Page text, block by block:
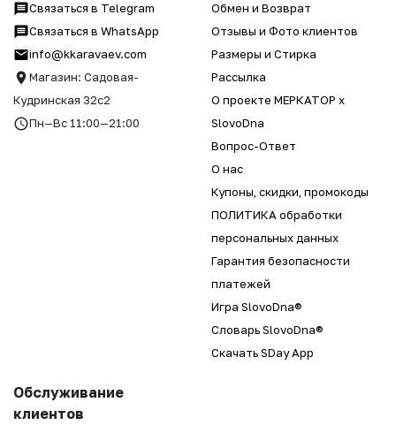
Связаться в Telegram
Связаться в WhatsApp
info@kkaravaev.com
Магазин: Садовая-
Кудринская 32с2
Пн—Вс 11:00—21:00
Обмен и Возврат
Отзывы и Фото клиентов
Размеры и Стирка
Рассылка
О проекте МЕРКАТОР x
SlovoDna
Вопрос-Ответ
О нас
Купоны, скидки, промокоды
ПОЛИТИКА обработки
персональных данных
Гарантия безопасности
платежей
Игра SlovoDna®
Словарь SlovoDna®
Скачать SDay App
Обслуживание
клиентов